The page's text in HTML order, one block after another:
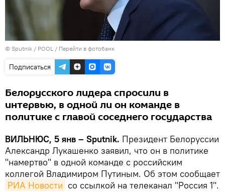
© Sputnik / POOL / Перейти в фотобанк
Подписаться
Белорусского лидера спросили в
интервью, в одной ли он команде в
политике с главой соседнего государства
ВИЛЬНЮС, 5 янв – Sputnik. Президент Белоруссии
Александр Лукашенко заявил, что он в политике
"намертво" в одной команде с российским
коллегой Владимиром Путиным. Об этом сообщает
РИА Новости со ссылкой на телеканал "Россия 1".